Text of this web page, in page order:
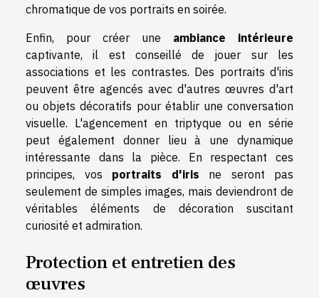
chromatique de vos portraits en soirée.
Enfin, pour créer une ambiance intérieure
captivante, il est conseillé de jouer sur les
associations et les contrastes. Des portraits d'iris
peuvent être agencés avec d'autres œuvres d'art
ou objets décoratifs pour établir une conversation
visuelle. L'agencement en triptyque ou en série
peut également donner lieu à une dynamique
intéressante dans la pièce. En respectant ces
principes, vos portraits d'iris ne seront pas
seulement de simples images, mais deviendront de
véritables éléments de décoration suscitant
curiosité et admiration.
Protection et entretien des
œuvres